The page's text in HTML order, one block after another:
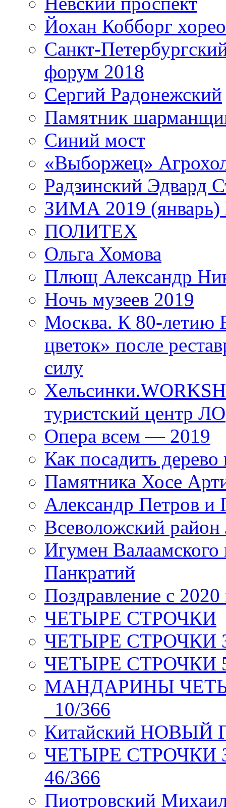
Йохан Кобборг
Санкт-
форум 2018
Сергий Радонежский
Памятник
Синий мост
«Выборжец»
Радзинский Эдвард
ЗИМА 2019 (январь)
ПОЛИТЕХ
Ольга Хомова
Плющ Александр
Ночь музеев 2019
Москва. К 80-
цветок» после
силу
туристский центр ЛО
Опера всем — 2019
Как посадить дерево
Памятника Хосе
Александр Петров и
Всеволожский район
Игумен
Панкратий
Поздравление с 2020
ЧЕТЫРЕ СТРОЧКИ
ЧЕТЫРЕ СТРОЧКИ 3
ЧЕТЫРЕ СТРОЧКИ 5
МАНДАРИНЫ
_10/366
Китайский НОВЫЙ
ЧЕТЫРЕ СТРОЧКИ
46/366
Пиотровский